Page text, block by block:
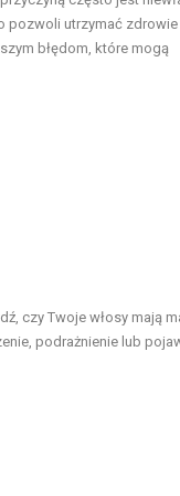
pozwoli utrzymać zdrowie
błędom, które mogą
czy Twoje włosy mają
podrażnienie lub